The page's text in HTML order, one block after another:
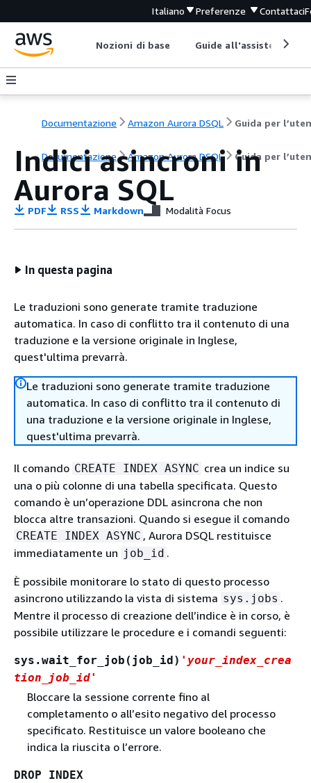
Italiano Preferenze Contattaci
Nozioni di base Guide all'assistenza
Documentazione Amazon Aurora DSQL Guida per
Documentazione Amazon Aurora DSQL Guida per
Indici asincroni in
Aurora SQL
PDF RSS Markdown Modalità Focus
In questa pagina
Le traduzioni sono generate tramite traduzione
automatica. In caso di conflitto tra il contenuto di una
traduzione e la versione originale in Inglese,
quest'ultima prevarrà.
Le traduzioni sono generate tramite traduzione
automatica. In caso di conflitto tra il contenuto di
una traduzione e la versione originale in Inglese,
quest'ultima prevarrà.
Il comando CREATE INDEX ASYNC crea un indice su
una o più colonne di una tabella specificata. Questo
comando è un’operazione DDL asincrona che non
blocca altre transazioni. Quando si esegue il comando
CREATE INDEX ASYNC , Aurora DSQL restituisce
immediatamente un job_id .
È possibile monitorare lo stato di questo processo
asincrono utilizzando la vista di sistema sys.jobs .
Mentre il processo di creazione dell’indice è in corso, è
possibile utilizzare le procedure e i comandi seguenti:
sys.wait_for_job(job_id) 'your_index_crea
tion_job_id'
Bloccare la sessione corrente fino al
completamento o all’esito negativo del processo
specificato. Restituisce un valore booleano che
indica la riuscita o l’errore.
DROP INDEX